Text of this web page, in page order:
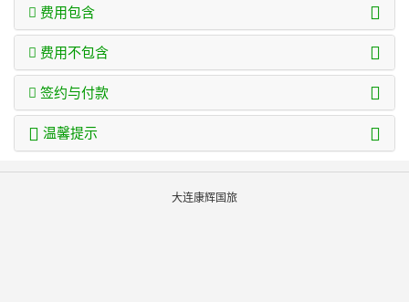
费用包含
费用不包含
签约与付款
温馨提示
大连康辉国旅